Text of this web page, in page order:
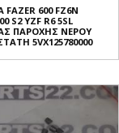
FAZER 600 FZ6N
S2 YZF R6 5SL
ΠΑΡΟΧΗΣ ΝΕΡΟΥ
5VX125780000